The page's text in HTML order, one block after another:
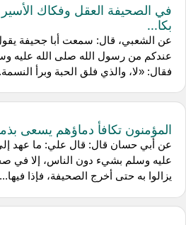
في الصحيفة العقل وفكاك
بكا...
عن الشعبي، قال: سمعت أبا جحيفة
عندكم من رسول الله صلى الله عليه
فقال: «لا، والذي فلق الحبة وبرأ
المؤمنون تكافأ دماؤهم يسعى
عن أبي حسان قال: قال علي: ما عهد
عليه وسلم بشيء دون الناس، إلا في
يزالوا به حتى أخرج الصحيفة، فإذا فيها...